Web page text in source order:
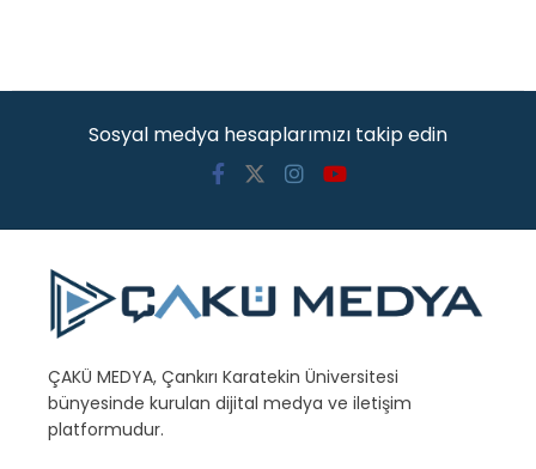
Sosyal medya hesaplarımızı takip edin
ÇAKÜ MEDYA, Çankırı Karatekin Üniversitesi
bünyesinde kurulan dijital medya ve iletişim
platformudur.